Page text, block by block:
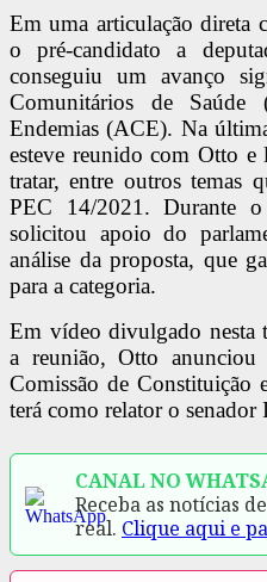
Em uma articulação direta
o pré-candidato a
conseguiu um avanço
Comunitários de
Endemias (ACE). Na
esteve reunido com Otto e
tratar, entre outros temas
PEC 14/2021. Durante
solicitou apoio do
análise da proposta, que
para a categoria.
Em vídeo divulgado nesta
a reunião, Otto
Comissão de Constituição
terá como relator o senador
CANAL NO
Receba as notícias
real. Clique aqui e